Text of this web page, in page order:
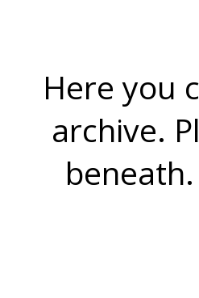
Here you
archive.